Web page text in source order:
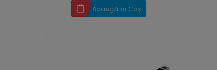
Adaugă în Coș